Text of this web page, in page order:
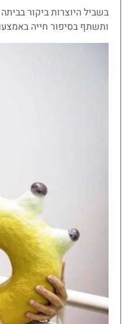
בשביל היוצרות ביקור
ותשתף בסיפור חייה